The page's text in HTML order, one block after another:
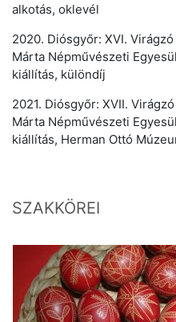
alkotás, oklevél
2020. Diósgyőr: XVI.
Márta Népművészeti
kiállítás, különdíj
2021. Diósgyőr: XVII.
Márta Népművészeti
kiállítás, Herman Ottó
SZAKKÖREI